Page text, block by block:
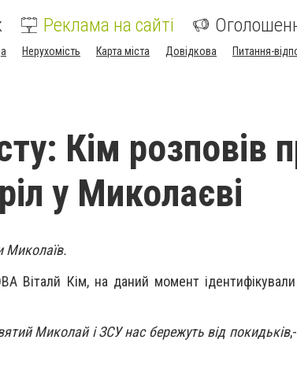
Реклама на сайті
Нерухомість Карта міста Довідкова Питання-
Кім розповів
у Миколаєві
Миколаїв.
Віталй Кім, на даний момент
Миколай і ЗСУ нас бережуть від покидьків